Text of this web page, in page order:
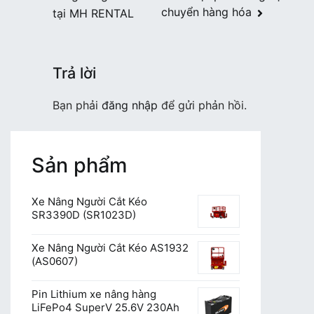
bài
tại MH RENTAL
chuyển hàng hóa
Trả lời
Bạn phải đăng nhập để gửi phản hồi.
Sản phẩm
Xe Nâng Người Cắt Kéo
SR3390D (SR1023D)
Xe Nâng Người Cắt Kéo AS1932
(AS0607)
Pin Lithium xe nâng hàng
LiFePo4 SuperV 25.6V 230Ah